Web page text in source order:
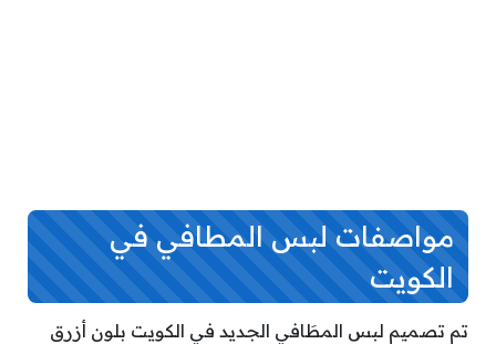
مواصفات لبس المطافي في
الكويت
تم تصميم لبس المطَافي الجديد في الكويت بلون أزرق